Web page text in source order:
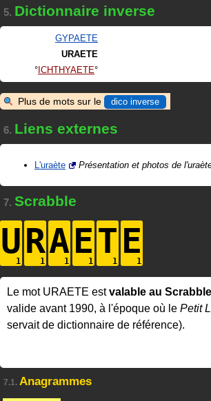
5. Dictionnaire inverse
GYPAETE
URAETE
ICHTHYAETE
Plus de mots sur le dico inverse
6. Liens externes
L'uraète Présentation et photos de
7. Scrabble
URAETE
Le mot URAETE estvalable au
valide avant 1990, à l'époque où le Petit
servait de dictionnaire de référence).
7.1. Anagrammes